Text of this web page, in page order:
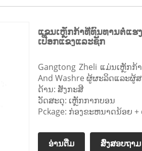
ແຂນເຫຼັກກ້າທີ່ທົນທານຕໍ່ແຮ
ເປືອກແຂງແລະຊັກ
Gangtong Zheli ແມ່ນເຫຼັກກ້
And Washre ຜູ້ຜະລິດແລະຜູ້
ດ້ານ: ສັງກະສີ
ວັດສະດຸ: ເຫຼັກກາກບອນ
Pckage: ກ່ອງຂະຫນາດນ້ອຍ +
ອ່ານ​ຕື່ມ ສົ່ງສອບຖາມ